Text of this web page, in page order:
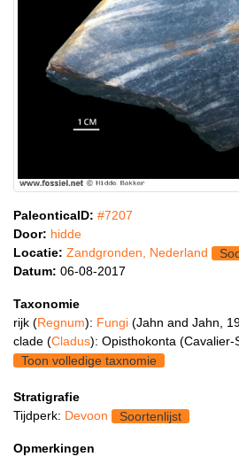
PaleonticaID: #7207
Door: hidde
Locatie: Zandgronden, Nederland
Datum: 06-08-2017
Taxonomie
rijk (Regnum): Fungi (Jahn and Jahn,
clade (Cladus): Opisthokonta (Cavalier-
Toon volledige taxnomie
Stratigrafie
Tijdperk: Devoon Soortenlijst
Opmerkingen